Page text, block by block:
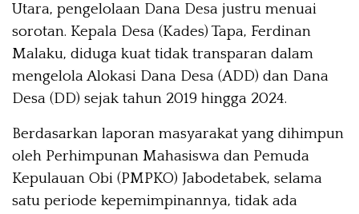
Utara, pengelolaan Dana Desa justru menuai
sorotan. Kepala Desa (Kades) Tapa, Ferdinan
Malaku, diduga kuat tidak transparan dalam
mengelola Alokasi Dana Desa (ADD) dan Dana
Desa (DD) sejak tahun 2019 hingga 2024.
Berdasarkan laporan masyarakat yang dihimpun
oleh Perhimpunan Mahasiswa dan Pemuda
Kepulauan Obi (PMPKO) Jabodetabek, selama
satu periode kepemimpinannya, tidak ada